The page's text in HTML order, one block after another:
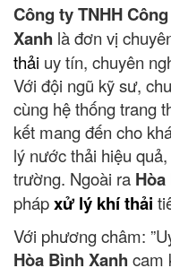
Công ty TNHH
Xanh là đơn vị
thải uy tín, chuyên
Với đội ngũ kỹ sư,
cùng hệ thống trang
kết mang đến cho
lý nước thải hiệu
trường. Ngoài ra
phápxử lý khí thải
Với phương châm:
Hòa Bình Xanh cam